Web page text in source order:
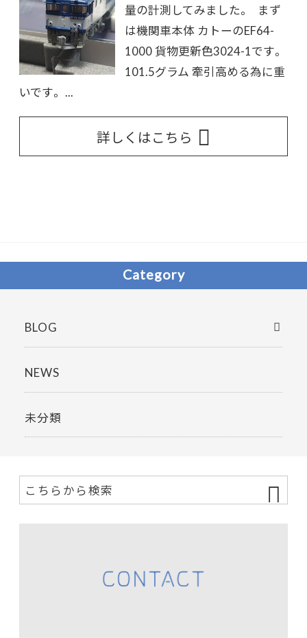
量の計測してみました。 まず
は機関車本体 カトーのEF64-
1000 貨物更新色3024-1です。
101.5グラム 牽引高める為に重
いです。 ...
詳しくはこちら
Category
BLOG
NEWS
未分類